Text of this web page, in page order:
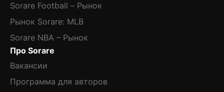
Sorare Football – Рынок
Рынок Sorare: MLB
Sorare NBA – Рынок
Про Sorare
Вакансии
Программа для авторов